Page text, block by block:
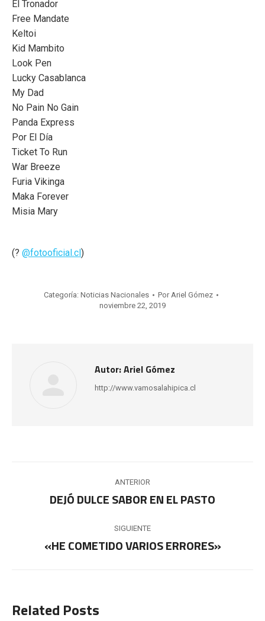
El Tronador
Free Mandate
Keltoi
Kid Mambito
Look Pen
Lucky Casablanca
My Dad
No Pain No Gain
Panda Express
Por El Día
Ticket To Run
War Breeze
Furia Vikinga
Maka Forever
Misia Mary
(? @fotooficial.cl)
Categoría: Noticias Nacionales PorAriel Gómez
noviembre 22, 2019
Autor:Ariel Gómez
http://www.vamosalahipica.cl
entre
publicaciones
ANTERIOR
Publicación
DEJÓ DULCE SABOR EN EL PASTO
SIGUIENTE
Publicación
«HE COMETIDO VARIOS ERRORES»
Related Posts